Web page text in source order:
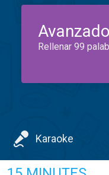
Avanzado
Rellenar 99
Karaoke